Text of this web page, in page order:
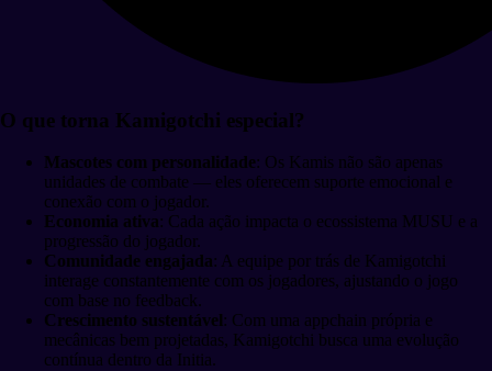
O que torna Kamigotchi especial?
Mascotes com personalidade: Os Kamis não são apenas
unidades de combate — eles oferecem suporte emocional e
conexão com o jogador.
Economia ativa: Cada ação impacta o ecossistema MUSU e a
progressão do jogador.
Comunidade engajada: A equipe por trás de Kamigotchi
interage constantemente com os jogadores, ajustando o jogo
com base no feedback.
Crescimento sustentável : Com uma appchain própria e
mecânicas bem projetadas, Kamigotchi busca uma evolução
contínua dentro da Initia.